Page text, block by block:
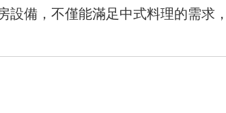
設備，不僅能滿足中式料理的需求